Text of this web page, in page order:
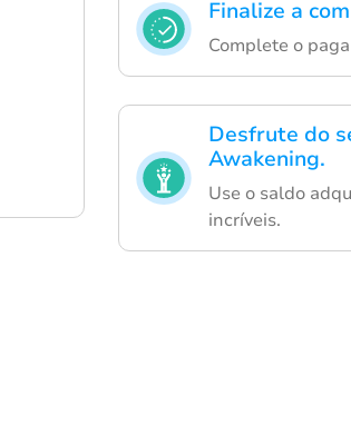
Finalize a
Complete o
Desfrute do
Awakening.
Use o saldo
incríveis.